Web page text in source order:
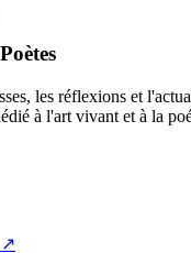
les réflexions et
à l'art vivant et à la
↗